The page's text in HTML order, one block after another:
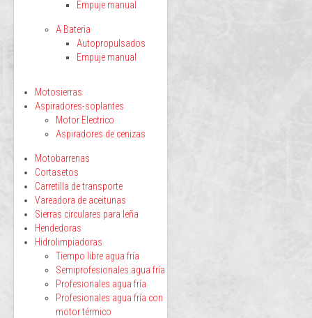
Empuje manual
A Bateria
Autopropulsados
Empuje manual
Motosierras
Aspiradores-soplantes
Motor Electrico
Aspiradores de cenizas
Motobarrenas
Cortasetos
Carretilla de transporte
Vareadora de aceitunas
Sierras circulares para leña
Hendedoras
Hidrolimpiadoras
Tiempo libre agua fría
Semiprofesionales agua fría
Profesionales agua fría
Profesionales agua fría con
motor térmico